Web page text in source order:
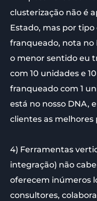
clusterização não é
Estado, mas por
franqueado, nota no
o menor sentido eu
com 10 unidades e
franqueado com 1
está no nosso DNA,
clientes as melhores
4) Ferramentas
integração) não
oferecem inúmeros
consultores,